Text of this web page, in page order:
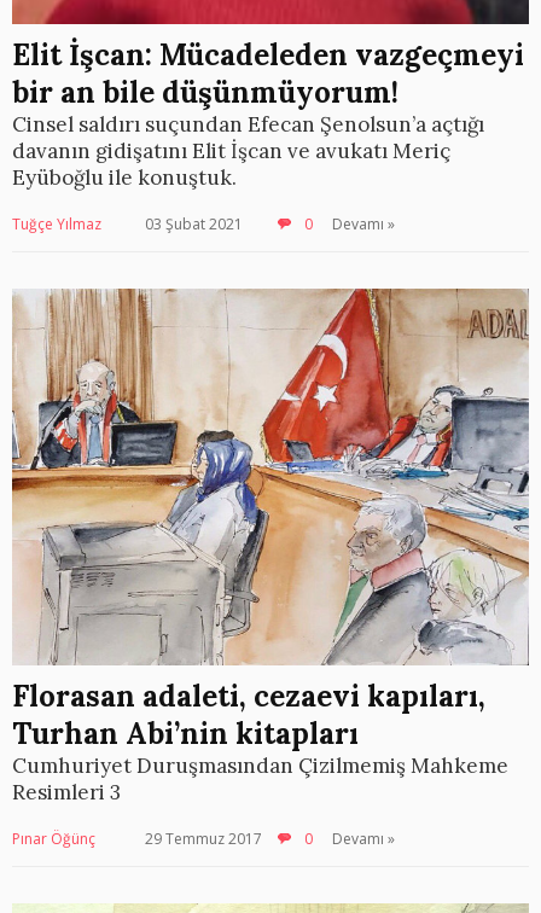
Elit İşcan: Mücadeleden vazgeçmeyi
bir an bile düşünmüyorum!
Cinsel saldırı suçundan Efecan Şenolsun’a açtığı
davanın gidişatını Elit İşcan ve avukatı Meriç
Eyüboğlu ile konuştuk.
Tuğçe Yılmaz 03 Şubat 2021 0 Devamı »
Florasan adaleti, cezaevi kapıları,
Turhan Abi’nin kitapları
Cumhuriyet Duruşmasından Çizilmemiş Mahkeme
Resimleri 3
Pınar Öğünç 29 Temmuz 2017 0 Devamı »